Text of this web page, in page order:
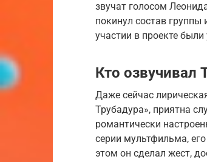
звучат голосом
покинул состав
участии в проекте
Кто озвучивал
Даже сейчас
Трубадура», приятна
романтически
серии мультфильма,
этом он сделал жест,